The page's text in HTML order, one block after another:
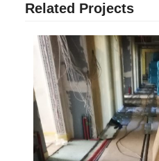
Related Projects